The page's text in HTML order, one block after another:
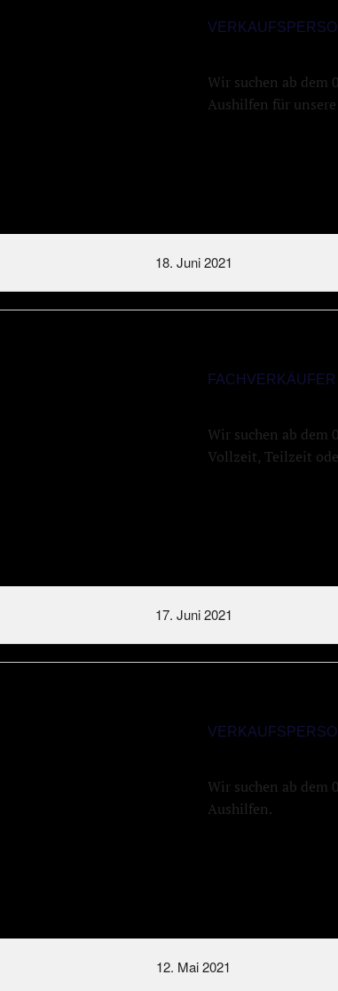
Wir suchen ab dem
Aushilfen für
18. Juni 2021
Wir suchen ab dem
Vollzeit, Teilzeit
17. Juni 2021
Wir suchen ab dem
Aushilfen.
12. Mai 2021